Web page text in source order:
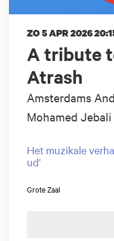
A tribute
Atrash
Amsterdams
Mohamed Jebali
ZO 5 APR 2026
Het muzikale
ud’
Grote Zaal